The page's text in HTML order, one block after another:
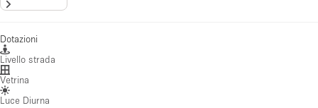
Dotazioni
Livello strada
Vetrina
Luce Diurna